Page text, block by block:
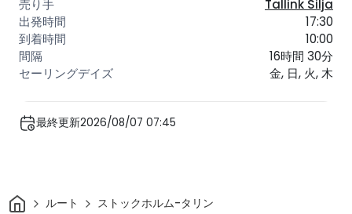
Tallink Silja
17:30
10:00
16時間 30分
金, 日, 火, 木
最終更新2026/08/07 07:45
家 ルート ストックホルム-タリン